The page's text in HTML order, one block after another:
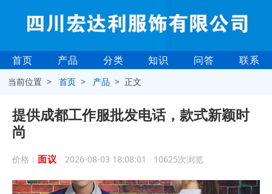
首页 产品 分类 知识 问答 联系
当前位置 >首页 > 产品 > 正文
提供成都工作服批发电话，款式新颖时
尚
价格： 面议 2026-08-03 18:08:01 10625次浏览